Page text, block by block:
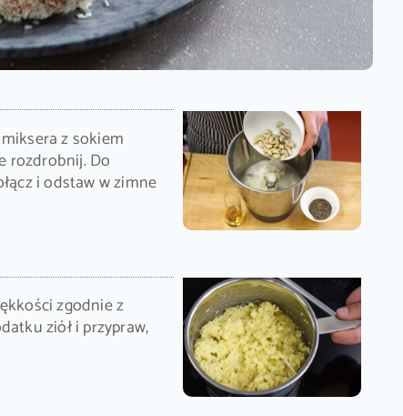
z sokiem
rozdrobnij. Do
i odstaw w zimne
zgodnie z
ziół i przypraw,